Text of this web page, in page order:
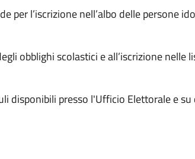
per l’iscrizione nell’albo delle persone
obblighi scolastici e all’iscrizione nelle
disponibili presso l'Ufficio Elettorale e su